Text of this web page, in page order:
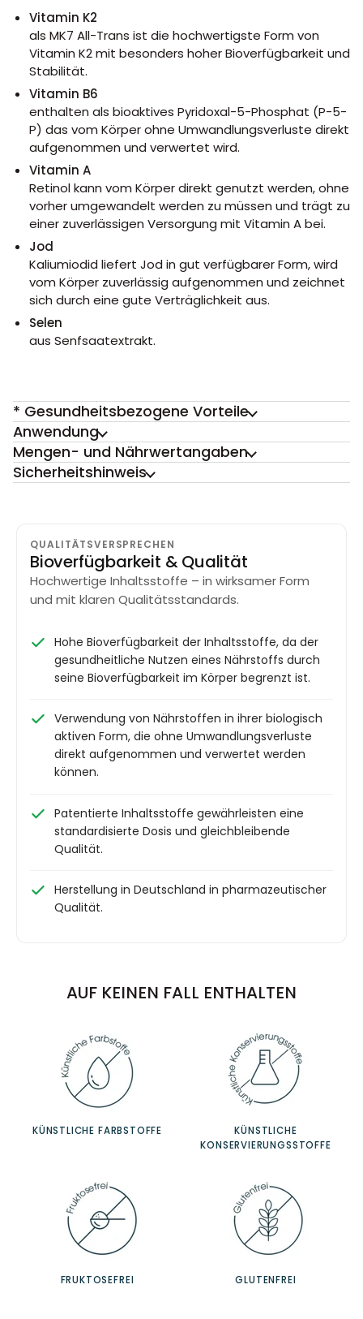
Vitamin K2
als MK7 All-Trans ist die hochwertigste Form von
Vitamin K2 mit besonders hoher Bioverfügbarkeit und
Stabilität.
Vitamin B6
enthalten als bioaktives Pyridoxal-5-Phosphat (P-5-
P) das vom Körper ohne Umwandlungsverluste direkt
aufgenommen und verwertet wird.
Vitamin A
Retinol kann vom Körper direkt genutzt werden, ohne
vorher umgewandelt werden zu müssen und trägt zu
einer zuverlässigen Versorgung mit Vitamin A bei.
Jod
Kaliumiodid liefert Jod in gut verfügbarer Form, wird
vom Körper zuverlässig aufgenommen und zeichnet
sich durch eine gute Verträglichkeit aus.
Selen
aus Senfsaatextrakt.
* Gesundheitsbezogene Vorteile
Anwendung
Mengen- und Nährwertangaben
Sicherheitshinweis
QUALITÄTSVERSPRECHEN
Bioverfügbarkeit & Qualität
Hochwertige Inhaltsstoffe – in wirksamer Form
und mit klaren Qualitätsstandards.
Hohe Bioverfügbarkeit der Inhaltsstoffe, da der
gesundheitliche Nutzen eines Nährstoffs durch
seine Bioverfügbarkeit im Körper begrenzt ist.
Verwendung von Nährstoffen in ihrer biologisch
aktiven Form, die ohne Umwandlungsverluste
direkt aufgenommen und verwertet werden
können.
Patentierte Inhaltsstoffe gewährleisten eine
standardisierte Dosis und gleichbleibende
Qualität.
Herstellung in Deutschland in pharmazeutischer
Qualität.
AUF KEINEN FALL ENTHALTEN
KÜNSTLICHE FARBSTOFFE
KÜNSTLICHE
KONSERVIERUNGSSTOFFE
FRUKTOSEFREI GLUTENFREI